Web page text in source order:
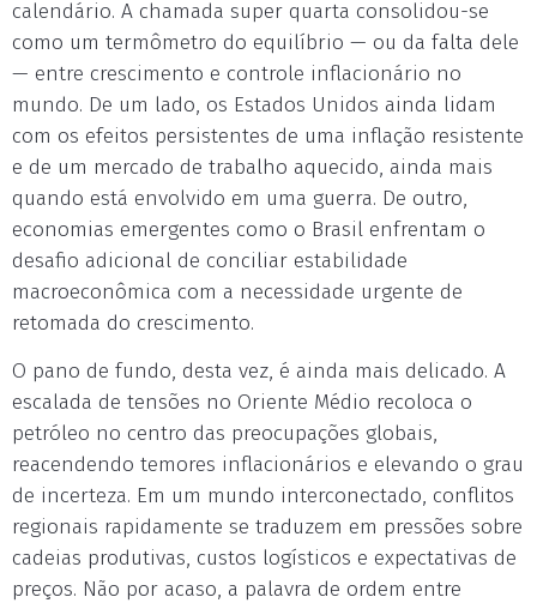
calendário. A chamada super quarta consolidou-se
como um termômetro do equilíbrio — ou da falta dele
— entre crescimento e controle inflacionário no
mundo. De um lado, os Estados Unidos ainda lidam
com os efeitos persistentes de uma inflação resistente
e de um mercado de trabalho aquecido, ainda mais
quando está envolvido em uma guerra. De outro,
economias emergentes como o Brasil enfrentam o
desafio adicional de conciliar estabilidade
macroeconômica com a necessidade urgente de
retomada do crescimento.
O pano de fundo, desta vez, é ainda mais delicado. A
escalada de tensões no Oriente Médio recoloca o
petróleo no centro das preocupações globais,
reacendendo temores inflacionários e elevando o grau
de incerteza. Em um mundo interconectado, conflitos
regionais rapidamente se traduzem em pressões sobre
cadeias produtivas, custos logísticos e expectativas de
preços. Não por acaso, a palavra de ordem entre